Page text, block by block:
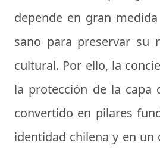
depende en gran
sano para preservar su
cultural. Por ello, la
la protección de la capa
convertido en pilares
identidad chilena y en